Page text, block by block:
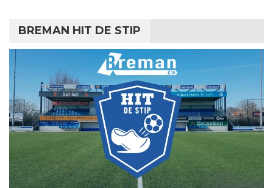
BREMAN HIT DE STIP